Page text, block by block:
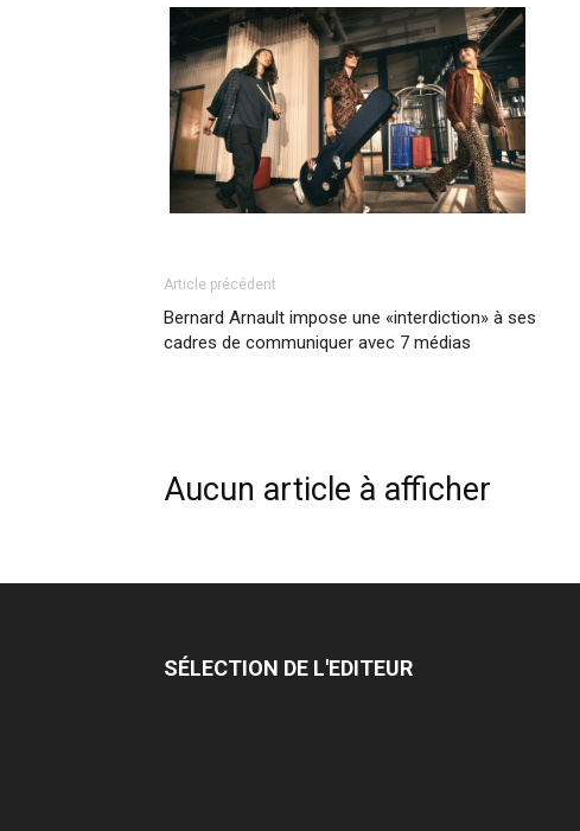
Article précédent
Bernard Arnault impose une «interdiction» à ses
cadres de communiquer avec 7 médias
Aucun article à afficher
SÉLECTION DE L'EDITEUR